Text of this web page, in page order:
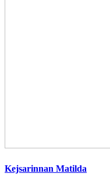
Kejsarinnan Matilda